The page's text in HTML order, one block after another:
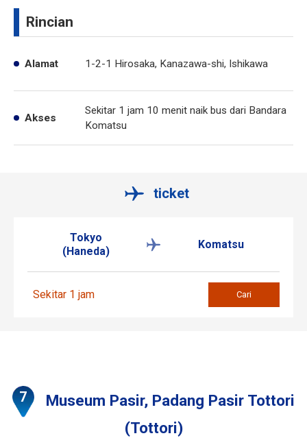
Rincian
Alamat 1-2-1 Hirosaka, Kanazawa-shi, Ishikawa
Akses
Sekitar 1 jam 10 menit naik bus dari Bandara
Komatsu
ticket
Tokyo
(Haneda)
Komatsu
Sekitar 1 jam Cari
Museum Pasir, Padang Pasir Tottori
(Tottori)